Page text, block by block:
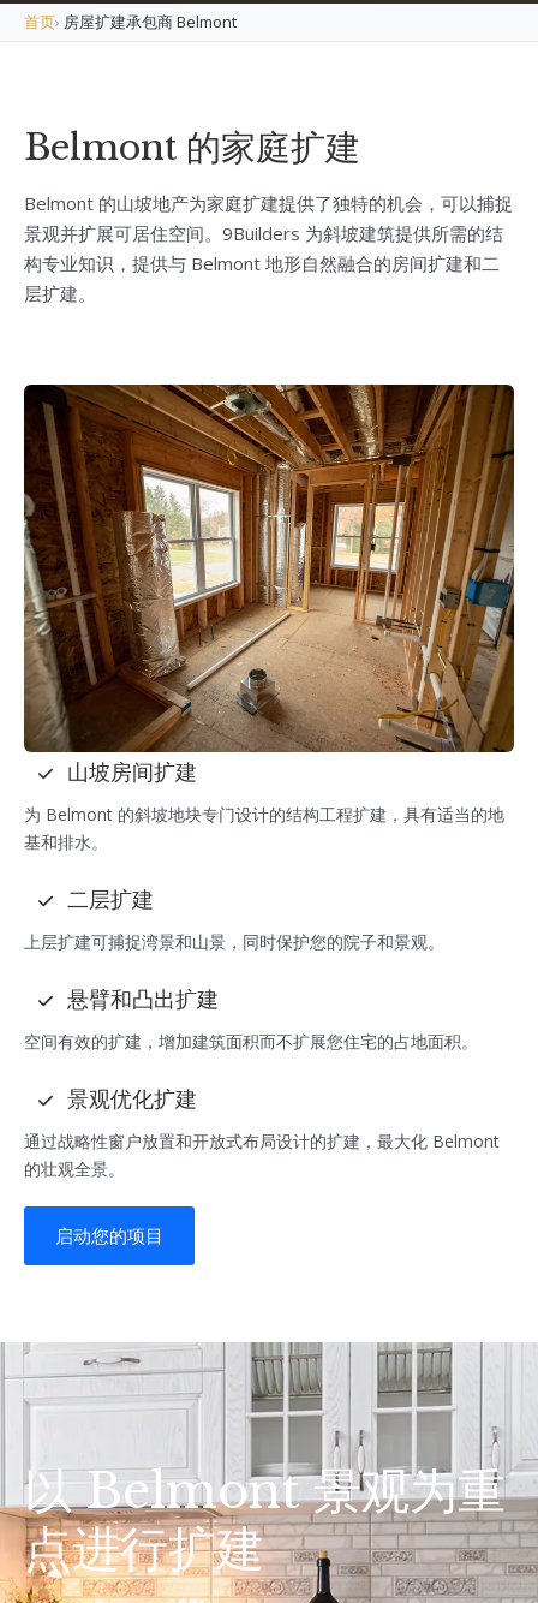
首页› 房屋扩建承包商 Belmont
Belmont 的家庭扩建
Belmont 的山坡地产为家庭扩建提供了独特的机会，可以捕捉
景观并扩展可居住空间。9Builders 为斜坡建筑提供所需的结
构专业知识，提供与 Belmont 地形自然融合的房间扩建和二
层扩建。
山坡房间扩建
为 Belmont 的斜坡地块专门设计的结构工程扩建，具有适当的地
基和排水。
二层扩建
上层扩建可捕捉湾景和山景，同时保护您的院子和景观。
悬臂和凸出扩建
空间有效的扩建，增加建筑面积而不扩展您住宅的占地面积。
景观优化扩建
通过战略性窗户放置和开放式布局设计的扩建，最大化 Belmont
的壮观全景。
启动您的项目
以 Belmont 景观为重
点进行扩建